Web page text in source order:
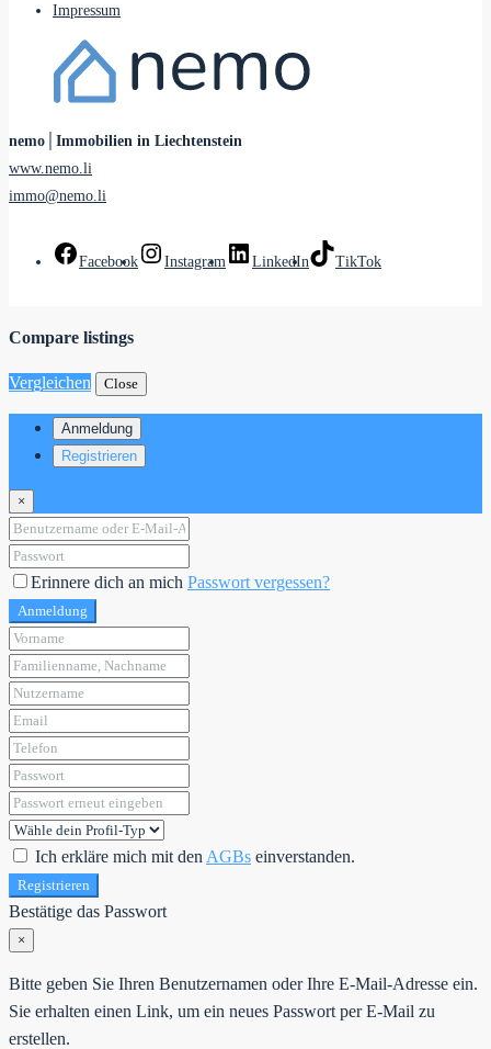
Impressum
nemo│Immobilien in Liechtenstein
www.nemo.li
immo@nemo.li
Facebook Instagram LinkedIn TikTok
Compare listings
Vergleichen Close
Anmeldung
Registrieren
×
Erinnere dich an mich Passwort vergessen?
Anmeldung
Ich erkläre mich mit den AGBs einverstanden.
Registrieren
Bestätige das Passwort
×
Bitte geben Sie Ihren Benutzernamen oder Ihre E-Mail-Adresse ein.
Sie erhalten einen Link, um ein neues Passwort per E-Mail zu
erstellen.